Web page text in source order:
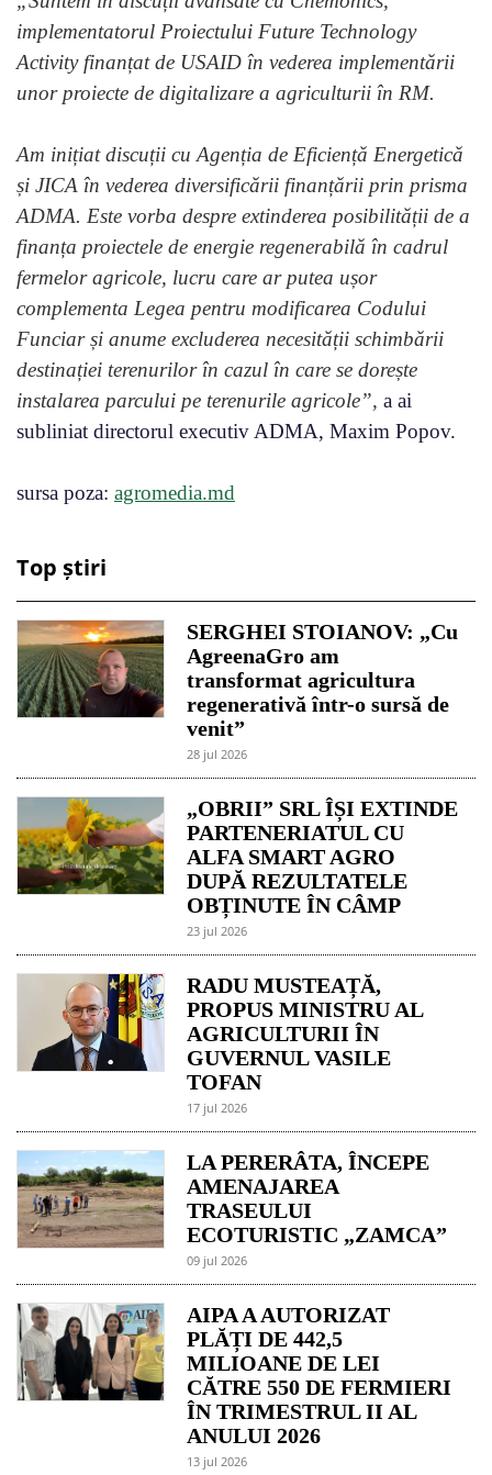
implementatorul Proiectului Future Technology
Activity finanțat de USAID în vederea implementării
unor proiecte de digitalizare a agriculturii în RM.
Am inițiat discuții cu Agenția de Eficiență Energetică
și JICA în vederea diversificării finanțării prin prisma
ADMA. Este vorba despre extinderea posibilității de a
finanța proiectele de energie regenerabilă în cadrul
fermelor agricole, lucru care ar putea ușor
complementa Legea pentru modificarea Codului
Funciar și anume excluderea necesității schimbării
destinației terenurilor în cazul în care se dorește
instalarea parcului pe terenurile agricole”, a ai
subliniat directorul executiv ADMA, Maxim Popov.
sursa poza: agromedia.md
Top știri
SERGHEI STOIANOV: „Cu
AgreenaGro am
transformat agricultura
regenerativă într-o sursă de
venit”
28 jul 2026
„OBRII” SRL ÎȘI EXTINDE
PARTENERIATUL CU
ALFA SMART AGRO
DUPĂ REZULTATELE
OBȚINUTE ÎN CÂMP
23 jul 2026
RADU MUSTEAȚĂ,
PROPUS MINISTRU AL
AGRICULTURII ÎN
GUVERNUL VASILE
TOFAN
17 jul 2026
LA PERERÂTA, ÎNCEPE
AMENAJAREA
TRASEULUI
ECOTURISTIC „ZAMCA”
09 jul 2026
AIPA A AUTORIZAT
PLĂȚI DE 442,5
MILIOANE DE LEI
CĂTRE 550 DE FERMIERI
ÎN TRIMESTRUL II AL
ANULUI 2026
13 jul 2026